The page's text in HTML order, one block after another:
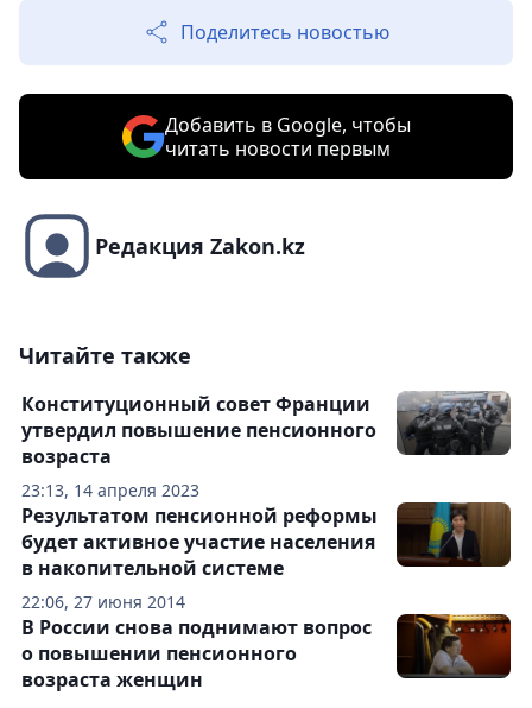
Поделитесь новостью
Добавить в Google, чтобы
читать новости первым
Редакция Zakon.kz
Читайте также
23:13, 14 апреля 2023
Конституционный совет Франции
утвердил повышение пенсионного
возраста
22:06, 27 июня 2014
Результатом пенсионной реформы
будет активное участие населения
в накопительной системе
В России снова поднимают вопрос
о повышении пенсионного
возраста женщин